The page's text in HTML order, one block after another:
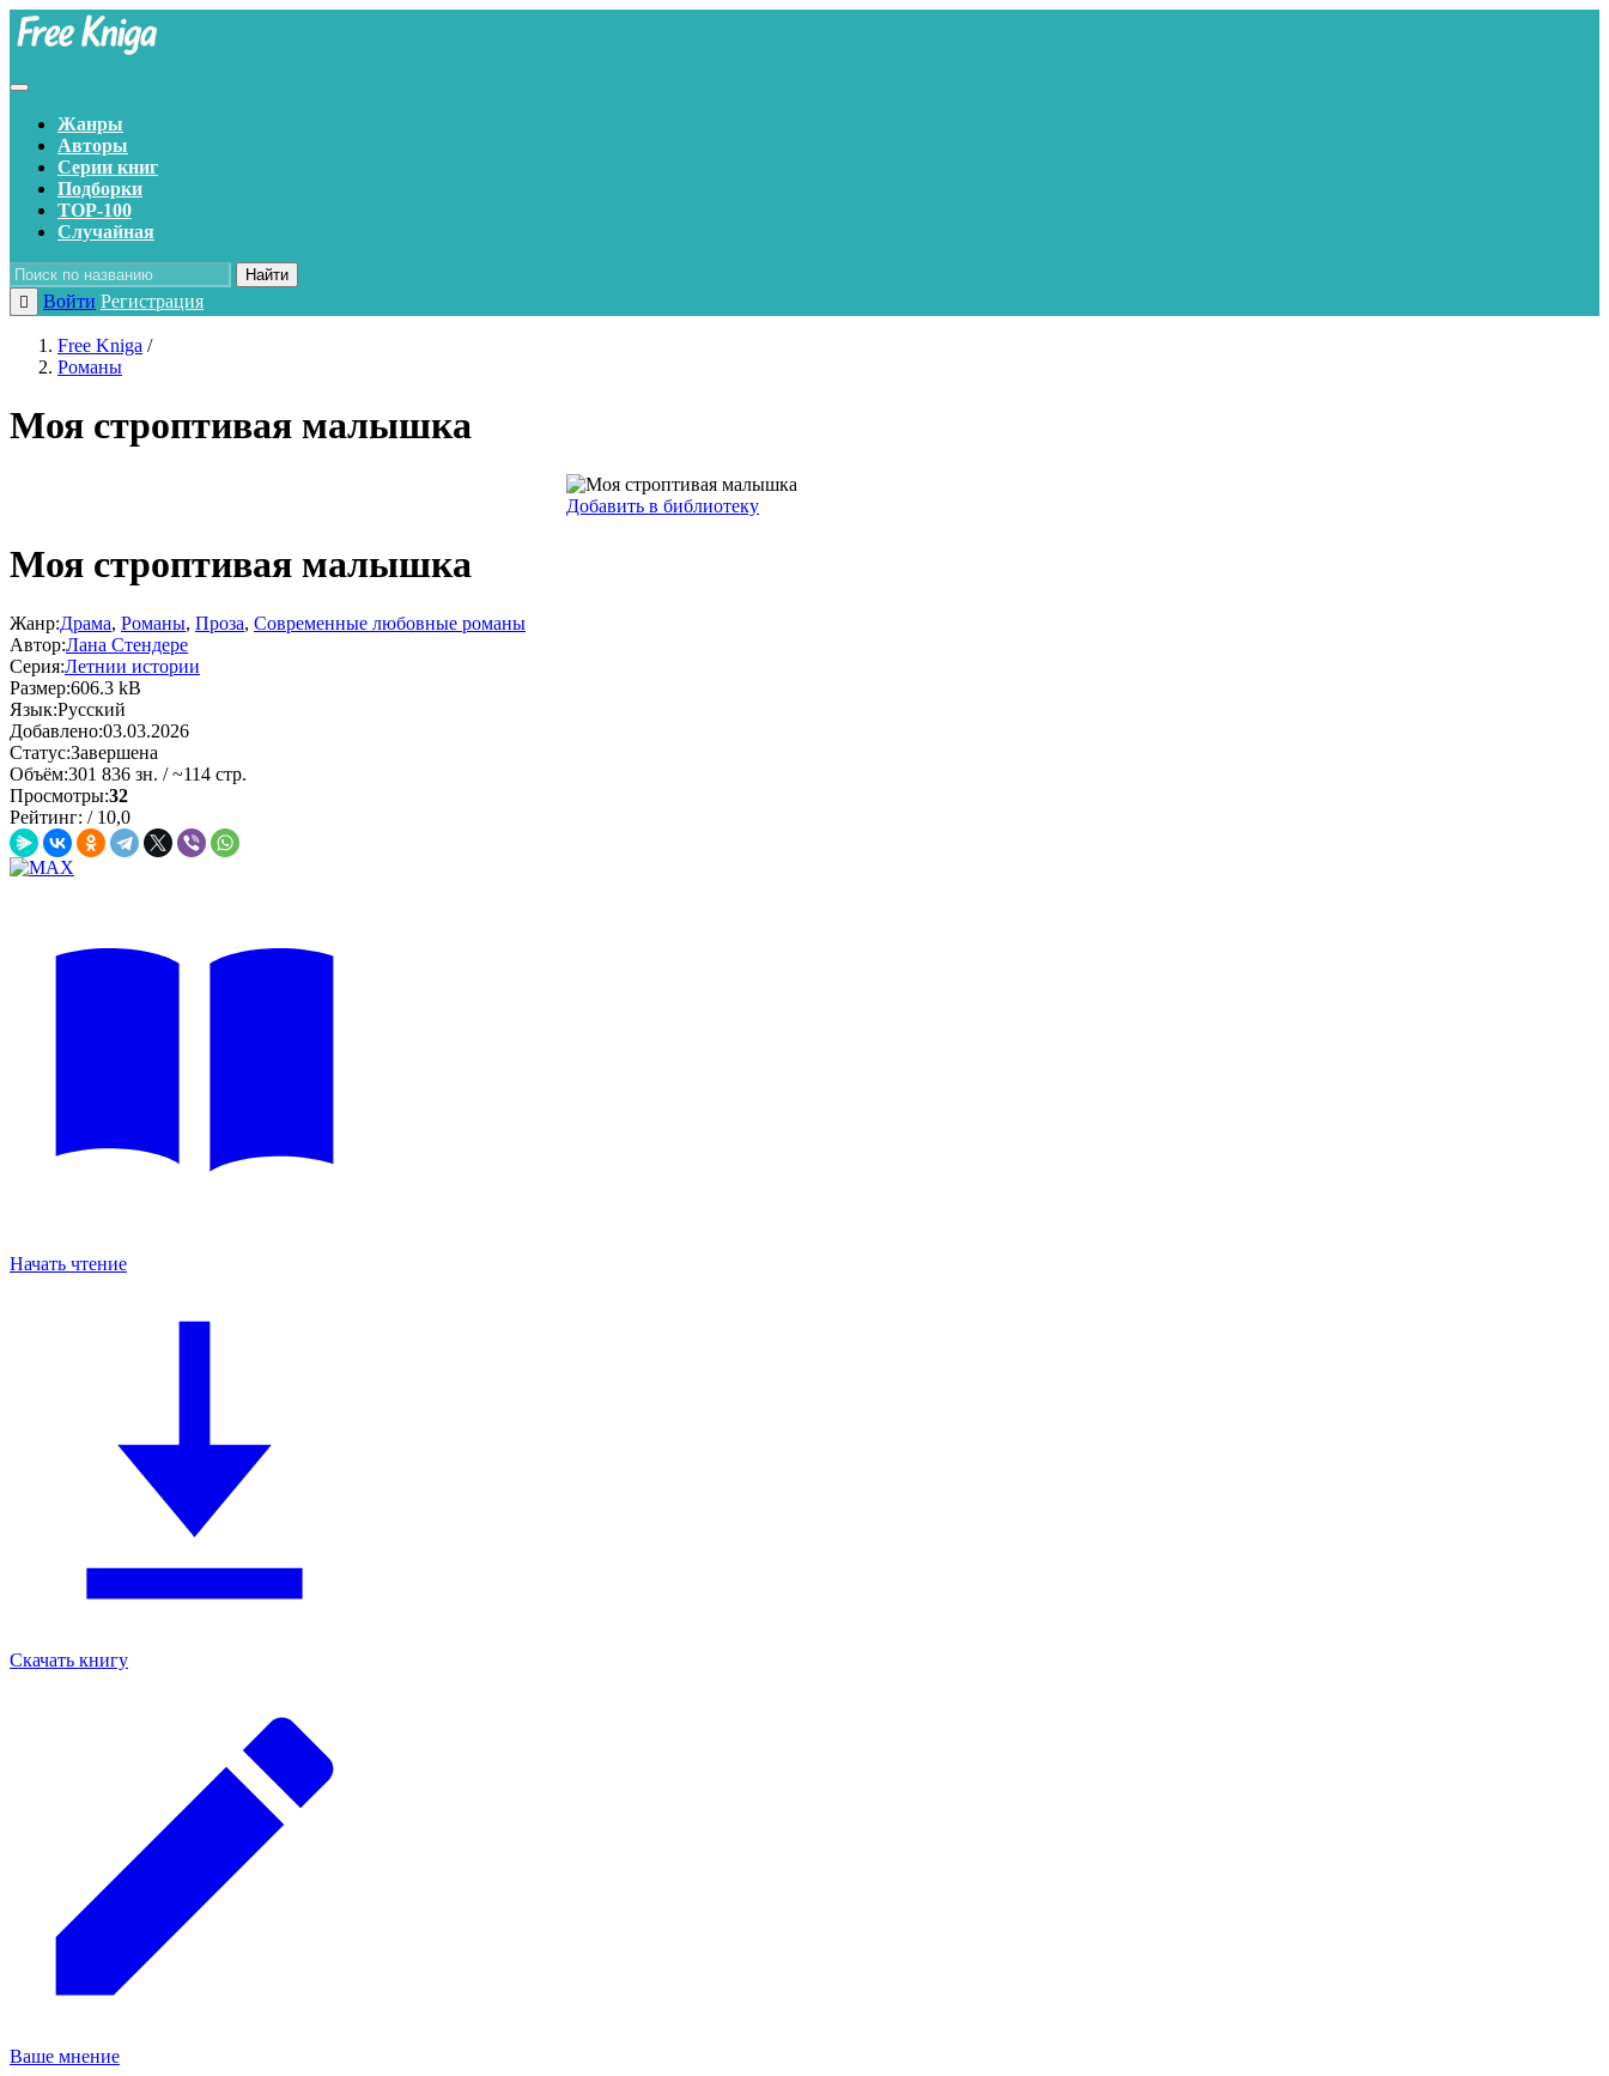
Жанры
Авторы
Серии книг
Подборки
TOP-100
Случайная
Найти
Войти Регистрация
Free Kniga /
Романы
Моя строптивая малышка
Добавить в библиотеку
Моя строптивая малышка
Жанр:Драма, Романы, Проза, Современные любовные романы
Автор:Лана Стендере
Серия:Летнии истории
Размер:606.3 kB
Язык:Русский
Добавлено:03.03.2026
Статус:Завершена
Объём:301 836 зн. / ~114 стр.
Просмотры:32
Рейтинг: / 10,0
Начать чтение
Скачать книгу
Ваше мнение